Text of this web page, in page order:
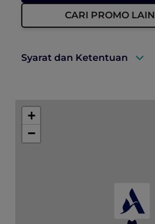
CARI PROMO LAIN
Syarat dan Ketentuan
+
−